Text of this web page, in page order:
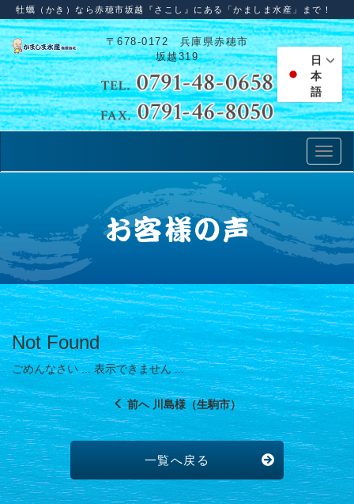
牡蠣（かき）なら赤穂市坂越『さこし』にある「かましま水産」まで！
〒678-0172 兵庫県赤穂市
坂越319
日
本
語
Not Found
ごめんなさい ... 表示できません ...
前へ 川島様（生駒市）
一覧へ戻る